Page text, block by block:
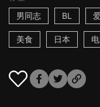
男同志
BL
美食 日本